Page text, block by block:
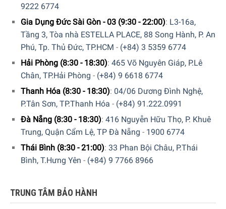
9222 6774
Gia Dụng Đức Sài Gòn - 03 (9:30 - 22:00): L3-16a,
Tầng 3, Tòa nhà ESTELLA PLACE, 88 Song Hành, P. An
Phú, Tp. Thủ Đức, TP.HCM - (+84) 3 5359 6774
Hải Phòng (8:30 - 18:30): 465 Võ Nguyên Giáp, P.Lê
Chân, TP.Hải Phòng - (+84) 9 6618 6774
Thanh Hóa (8:30 - 18:30): 04/06 Dương Đình Nghệ,
P.Tân Sơn, TP.Thanh Hóa - (+84) 91.222.0991
Đà Nẵng (8:30 - 18:30): 416 Nguyễn Hữu Thọ, P. Khuê
Trung, Quận Cẩm Lệ, TP Đà Nẵng - 1900 6774
Thái Bình (8:30 - 21:00): 33 Phan Bội Châu, P.Thái
Bình, T.Hưng Yên - (+84) 9 7766 8966
TRUNG TÂM BẢO HÀNH